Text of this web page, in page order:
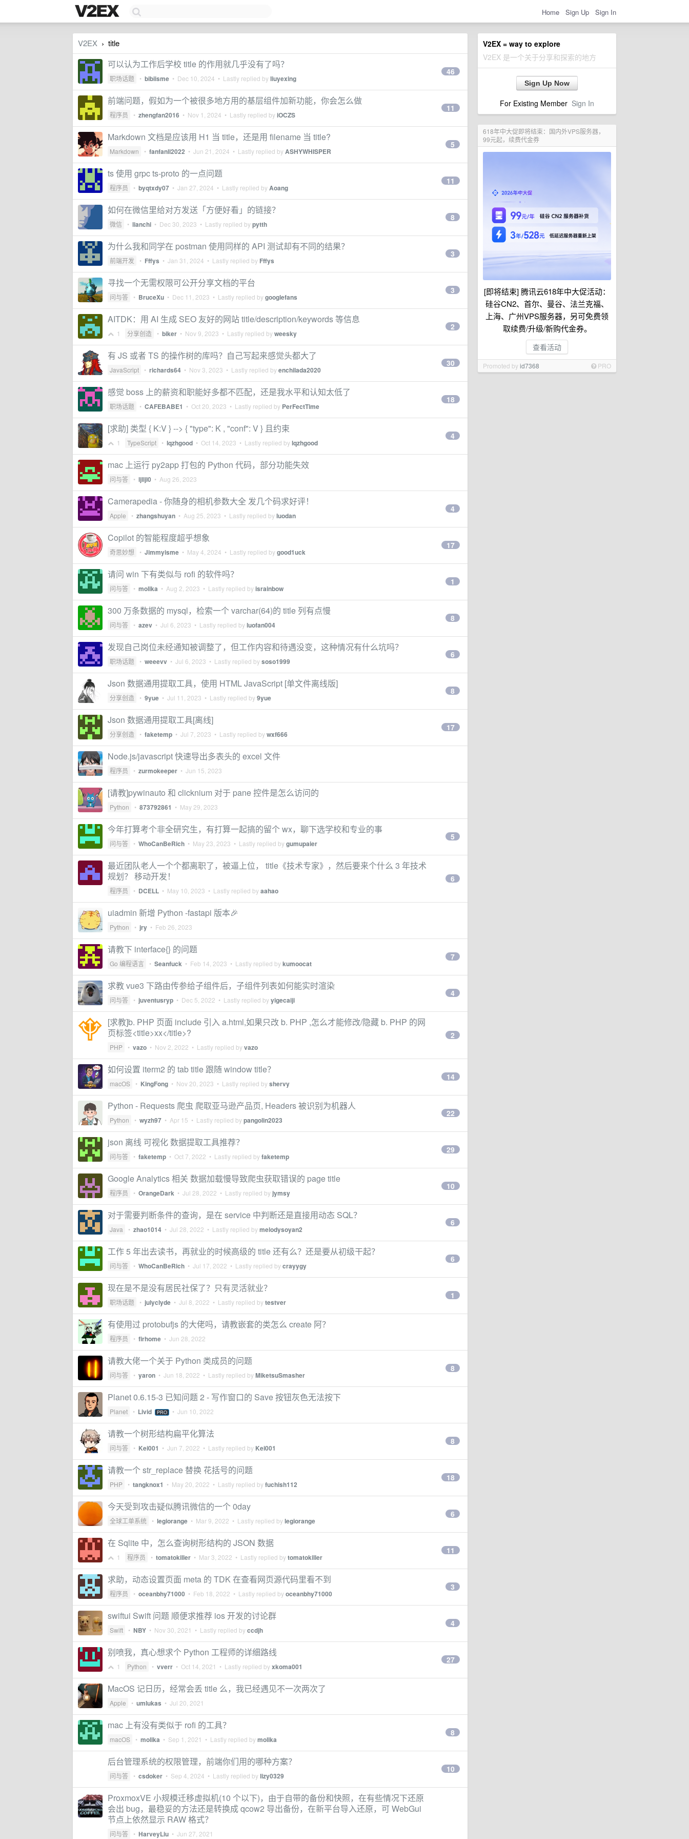
Home Sign Up Sign In
V2EX = way to explore
V2EX 是一个关于分享和探索的地方
Sign Up Now
For Existing Member Sign In
618年中大促即将结束：国内外VPS服务器，
99元起，续费代金券
[即将结束] 腾讯云618年中大促活动：
硅谷CN2、首尔、曼谷、法兰克福、
上海、广州VPS服务器，另可免费领
取续费/升级/新购代金券。
查看活动
Promoted byid7368 PRO
V2EX › title
可以认为工作后学校 title 的作用就几乎没有了吗？
职场话题 • bibiisme • Dec 10, 2024 • Lastly replied byliuyexing
46
前端问题，假如为一个被很多地方用的基层组件加新功能，你会怎么做
程序员 • zhengfan2016 • Nov 1, 2024 • Lastly replied byiOCZS
11
Markdown 文档是应该用 H1 当 title，还是用 filename 当 title?
Markdown • fanfanli2022 • Jun 21, 2024 • Lastly replied byASHYWHISPER
5
ts 使用 grpc ts-proto 的一点问题
程序员 • byqtxdy07 • Jan 27, 2024 • Lastly replied byAoang
11
如何在微信里给对方发送「方便好看」的链接？
微信 • lianchi • Dec 30, 2023 • Lastly replied bypytth
8
为什么我和同学在 postman 使用同样的 API 测试却有不同的结果？
前端开发 • Fffys • Jan 31, 2024 • Lastly replied by Fffys
3
寻找一个无需权限可公开分享文档的平台
问与答 • BruceXu • Dec 11, 2023 • Lastly replied bygooglefans
3
AITDK：用 AI 生成 SEO 友好的网站 title/description/keywords 等信息
1 分享创造 • biker • Nov 9, 2023 • Lastly replied byweesky
2
有 JS 或者 TS 的操作树的库吗？自己写起来感觉头都大了
JavaScript • richards64 • Nov 3, 2023 • Lastly replied byenchilada2020
30
感觉 boss 上的薪资和职能好多都不匹配，还是我水平和认知太低了
职场话题 • CAFEBABE1 • Oct 20, 2023 • Lastly replied by PerFectTime
18
[求助] 类型 { K:V } --> { "type": K , "conf": V } 且约束
1 TypeScript • lqzhgood • Oct 14, 2023 • Lastly replied bylqzhgood
4
mac 上运行 py2app 打包的 Python 代码，部分功能失效
问与答 • ljlljl0 • Aug 26, 2023
Camerapedia - 你随身的相机参数大全 发几个码求好评！
Apple • zhangshuyan • Aug 25, 2023 • Lastly replied byluodan
4
Copilot 的智能程度超乎想象
奇思妙想 • Jimmyisme • May 4, 2024 • Lastly replied bygood1uck
17
请问 win 下有类似与 rofi 的软件吗？
问与答 • molika • Aug 2, 2023 • Lastly replied byisrainbow
1
300 万条数据的 mysql，检索一个 varchar(64)的 title 列有点慢
问与答 • azev • Jul 6, 2023 • Lastly replied byluofan004
8
发现自己岗位未经通知被调整了，但工作内容和待遇没变，这种情况有什么坑吗？
职场话题 • weeevv • Jul 6, 2023 • Lastly replied bysoso1999
6
Json 数据通用提取工具，使用 HTML JavaScript [单文件离线版]
分享创造 • 9yue • Jul 11, 2023 • Lastly replied by9yue
8
Json 数据通用提取工具[离线]
分享创造 • faketemp • Jul 7, 2023 • Lastly replied bywxf666
17
Node.js/javascript 快速导出多表头的 excel 文件
程序员 • zurmokeeper • Jun 15, 2023
[请教]pywinauto 和 clicknium 对于 pane 控件是怎么访问的
Python • 873792861 • May 29, 2023
今年打算考个非全研究生，有打算一起搞的留个 wx，聊下选学校和专业的事
问与答 • WhoCanBeRich • May 23, 2023 • Lastly replied bygumupaier
5
最近团队老人一个个都离职了，被逼上位， title《技术专家》，然后要来个什么 3 年技术
规划？ 移动开发！
程序员 • DCELL • May 10, 2023 • Lastly replied byaahao
6
uiadmin 新增 Python -fastapi 版本🎉
Python • jry • Feb 26, 2023
请教下 interface{} 的问题
Go 编程语言 • Seanfuck • Feb 14, 2023 • Lastly replied bykumoocat
7
求教 vue3 下路由传参给子组件后，子组件列表如何能实时渲染
问与答 • juventusryp • Dec 5, 2022 • Lastly replied byyigecaiji
4
[求教]b. PHP 页面 include 引入 a.html,如果只改 b. PHP ,怎么才能修改/隐藏 b. PHP 的网
页标签<title>xx</title>?
PHP • vazo • Nov 2, 2022 • Lastly replied byvazo
2
如何设置 iterm2 的 tab title 跟随 window title？
macOS • KingFong • Nov 20, 2023 • Lastly replied byshervy
14
Python - Requests 爬虫 爬取亚马逊产品页, Headers 被识别为机器人
Python • wyzh97 • Apr 15 • Lastly replied bypangolin2023
22
json 离线 可视化 数据提取工具推荐？
问与答 • faketemp • Oct 7, 2022 • Lastly replied byfaketemp
29
Google Analytics 相关 数据加载慢导致爬虫获取错误的 page title
程序员 • OrangeDark • Jul 28, 2022 • Lastly replied by jymsy
10
对于需要判断条件的查询，是在 service 中判断还是直接用动态 SQL？
Java • zhao1014 • Jul 28, 2022 • Lastly replied bymelodysoyan2
6
工作 5 年出去读书，再就业的时候高级的 title 还有么？还是要从初级干起？
问与答 • WhoCanBeRich • Jul 17, 2022 • Lastly replied bycrayygy
6
现在是不是没有居民社保了？只有灵活就业？
职场话题 • julyclyde • Jul 8, 2022 • Lastly replied bytestver
1
有使用过 protobufjs 的大佬吗，请教嵌套的类怎么 create 阿？
程序员 • firhome • Jun 28, 2022
请教大佬一个关于 Python 类成员的问题
问与答 • yaron • Jun 18, 2022 • Lastly replied byMiketsuSmasher
8
Planet 0.6.15-3 已知问题 2 - 写作窗口的 Save 按钮灰色无法按下
Planet • Livid PRO • Jun 10, 2022
请教一个树形结构扁平化算法
问与答 • Kei001 • Jun 7, 2022 • Lastly replied by Kei001
8
请教一个 str_replace 替换 花括号的问题
PHP • tangknox1 • May 20, 2022 • Lastly replied byfuchish112
18
今天受到攻击疑似腾讯微信的一个 0day
全球工单系统 • legiorange • Mar 9, 2022 • Lastly replied bylegiorange
6
在 Sqlite 中，怎么查询树形结构的 JSON 数据
1 程序员 • tomatokiller • Mar 3, 2022 • Lastly replied bytomatokiller
11
求助，动态设置页面 meta 的 TDK 在查看网页源代码里看不到
程序员 • oceanbhy71000 • Feb 18, 2022 • Lastly replied byoceanbhy71000
3
swiftui Swift 问题 顺便求推荐 ios 开发的讨论群
Swift • NBY • Nov 30, 2021 • Lastly replied byccdjh
4
别喷我，真心想求个 Python 工程师的详细路线
1 Python • vverr • Oct 14, 2021 • Lastly replied byxkoma001
27
MacOS 记日历，经常会丢 title 么，我已经遇见不一次两次了
Apple • umlukas • Jul 20, 2021
mac 上有没有类似于 rofi 的工具？
macOS • molika • Sep 1, 2021 • Lastly replied bymolika
8
后台管理系统的权限管理，前端你们用的哪种方案？
问与答 • csdoker • Sep 4, 2024 • Lastly replied bylizy0329
10
ProxmoxVE 小规模迁移虚拟机(10 个以下)，由于自带的备份和快照，在有些情况下还原
会出 bug，最稳妥的方法还是转换成 qcow2 导出备份，在新平台导入还原，可 WebGui
节点上依然显示 RAW 格式？
问与答 • HarveyLiu • Jun 27, 2021